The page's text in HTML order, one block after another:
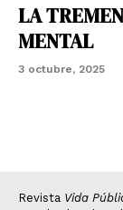
LA
MENTAL
3 octubre, 2025
Revista Vida